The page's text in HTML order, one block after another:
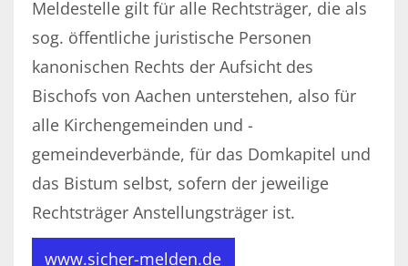
Meldestelle gilt für alle Rechtsträger, die als
sog. öffentliche juristische Personen
kanonischen Rechts der Aufsicht des
Bischofs von Aachen unterstehen, also für
alle Kirchengemeinden und -
gemeindeverbände, für das Domkapitel und
das Bistum selbst, sofern der jeweilige
Rechtsträger Anstellungsträger ist.
www.sicher-melden.de